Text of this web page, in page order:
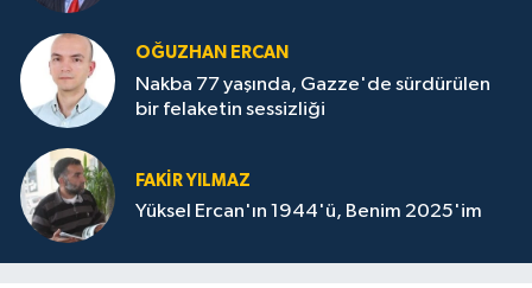
OĞUZHAN ERCAN
Nakba 77 yaşında, Gazze'de sürdürülen
bir felaketin sessizliği
FAKİR YILMAZ
Yüksel Ercan'ın 1944'ü, Benim 2025'im